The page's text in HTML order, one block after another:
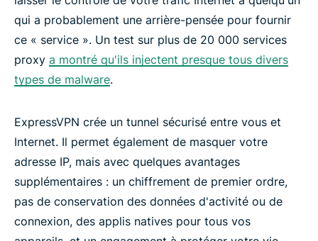
qui a probablement une arrière-pensée pour fournir
ce « service ». Un test sur plus de 20 000 services
proxy a montré qu'ils injectent presque tous divers
types de malware.
ExpressVPN crée un tunnel sécurisé entre vous et
Internet. Il permet également de masquer votre
adresse IP, mais avec quelques avantages
supplémentaires : un chiffrement de premier ordre,
pas de conservation des données d'activité ou de
connexion, des applis natives pour tous vos